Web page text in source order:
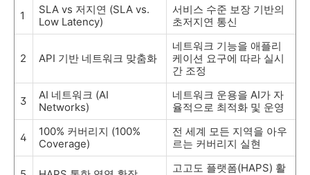
1
SLA vs 저지연 (SLA vs.
Low Latency)
서비스 수준 보장 기반의
초저지연 통신
2 API 기반 네트워크 맞춤화
네트워크 기능을 애플리
케이션 요구에 따라 실시
간 조정
3
AI 네트워크 (AI
Networks)
네트워크 운용을 AI가 자
율적으로 최적화 및 운영
4
100% 커버리지 (100%
Coverage)
전 세계 모든 지역을 아우
르는 커버리지 실현
고고도 플랫폼(HAPS) 활